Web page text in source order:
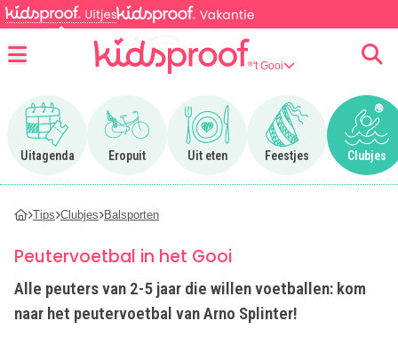
't Gooi
Uitagenda
Ga naar Uitagenda
Eropuit
Ga naar Eropuit
Uit eten
Ga naar Uit eten
Feestjes
Ga naar Feestjes
Clubjes
Ga
Tips Clubjes Balsporten
Peutervoetbal in het Gooi
Alle peuters van 2-5 jaar die willen voetballen: kom
naar het peutervoetbal van Arno Splinter!